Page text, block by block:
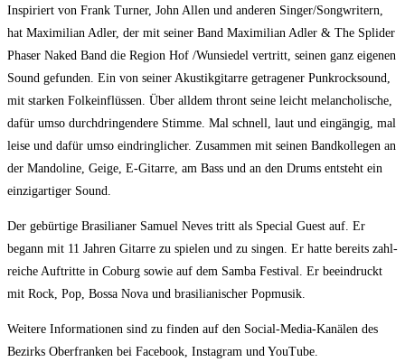
Inspi­riert von Frank Tur­ner, John Allen und ande­ren Singer/​Songwritern,
hat Maxi­mi­li­an Adler, der mit sei­ner Band Maxi­mi­li­an Adler & The Spli­der
Pha­ser Naked Band die Regi­on Hof /​Wun­sie­del ver­tritt, sei­nen ganz eige­nen
Sound gefun­den. Ein von sei­ner Akus­tik­gi­tar­re getra­ge­ner Punk­rock­sound,
mit star­ken Folk­ein­flüs­sen. Über all­dem thront sei­ne leicht melan­cho­li­sche,
dafür umso durch­drin­gen­de­re Stim­me. Mal schnell, laut und ein­gän­gig, mal
lei­se und dafür umso ein­dring­li­cher. Zusam­men mit sei­nen Band­kol­le­gen an
der Man­do­li­ne, Gei­ge, E‑Gitarre, am Bass und an den Drums ent­steht ein
ein­zig­ar­ti­ger Sound.
Der gebür­ti­ge Bra­si­lia­ner Samu­el Neves tritt als Spe­cial Guest auf. Er
begann mit 11 Jah­ren Gitar­re zu spie­len und zu sin­gen. Er hat­te bereits zahl­
rei­che Auf­trit­te in Coburg sowie auf dem Sam­ba Fes­ti­val. Er beein­druckt
mit Rock, Pop, Bos­sa Nova und bra­si­lia­ni­scher Popmusik.
Wei­te­re Infor­ma­tio­nen sind zu fin­den auf den Social-Media-Kanä­len des
Bezirks Ober­fran­ken bei Face­book, Insta­gram und YouTube.